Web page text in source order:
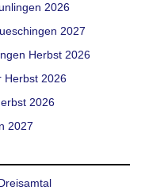
2026
2027
Herbst 2026
Herbst 2026
2026
2027